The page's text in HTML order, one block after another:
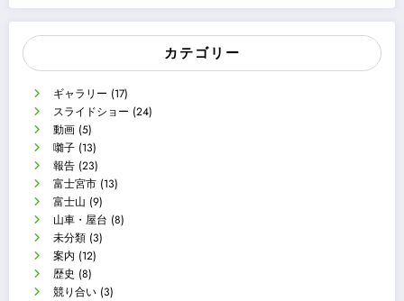
カテゴリー
ギャラリー (17)
スライドショー (24)
動画 (5)
囃子 (13)
報告 (23)
富士宮市 (13)
富士山 (9)
山車・屋台 (8)
未分類 (3)
案内 (12)
歴史 (8)
競り合い (3)